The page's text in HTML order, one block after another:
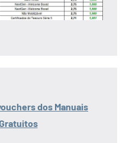
dos Manuais